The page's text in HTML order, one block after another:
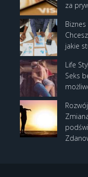
za
Biznes
jakie
Life
Seks